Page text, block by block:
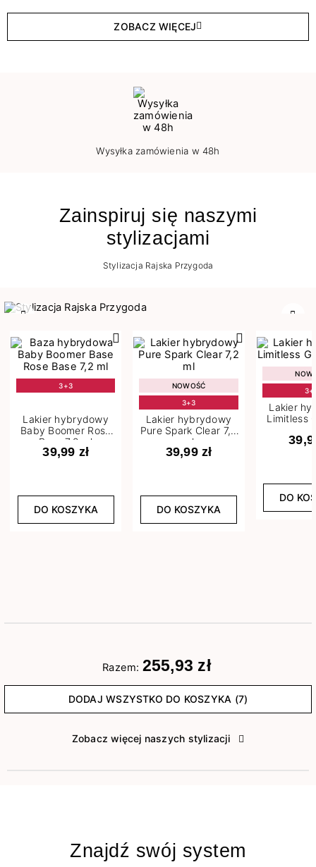
ZOBACZ WIĘCEJ
Wysyłka zamówienia w 48h
Zainspiruj się naszymi
stylizacjami
Stylizacja Rajska Przygoda
3+3
Lakier hybrydowy
Baby Boomer Rose
Base 7,2 ml
39,99 zł
DO KOSZYKA
NOWOŚĆ
3+3
Lakier hybrydowy
Pure Spark Clear 7,2
ml
39,99 zł
DO KOSZYKA
Lakier
Limitless
DO
Razem: 255,93 zł
DODAJ WSZYSTKO DO KOSZYKA (7)
Zobacz więcej naszych stylizacji
Znajdź swój system